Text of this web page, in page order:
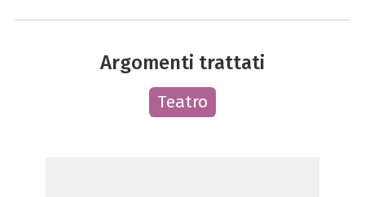
Argomenti trattati
Teatro